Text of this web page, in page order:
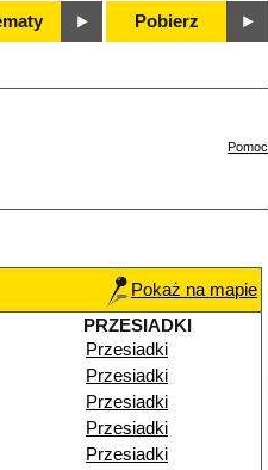
Pobierz
Pomoc
Pokaż na mapie
PRZESIADKI
Przesiadki
Przesiadki
Przesiadki
Przesiadki
Przesiadki